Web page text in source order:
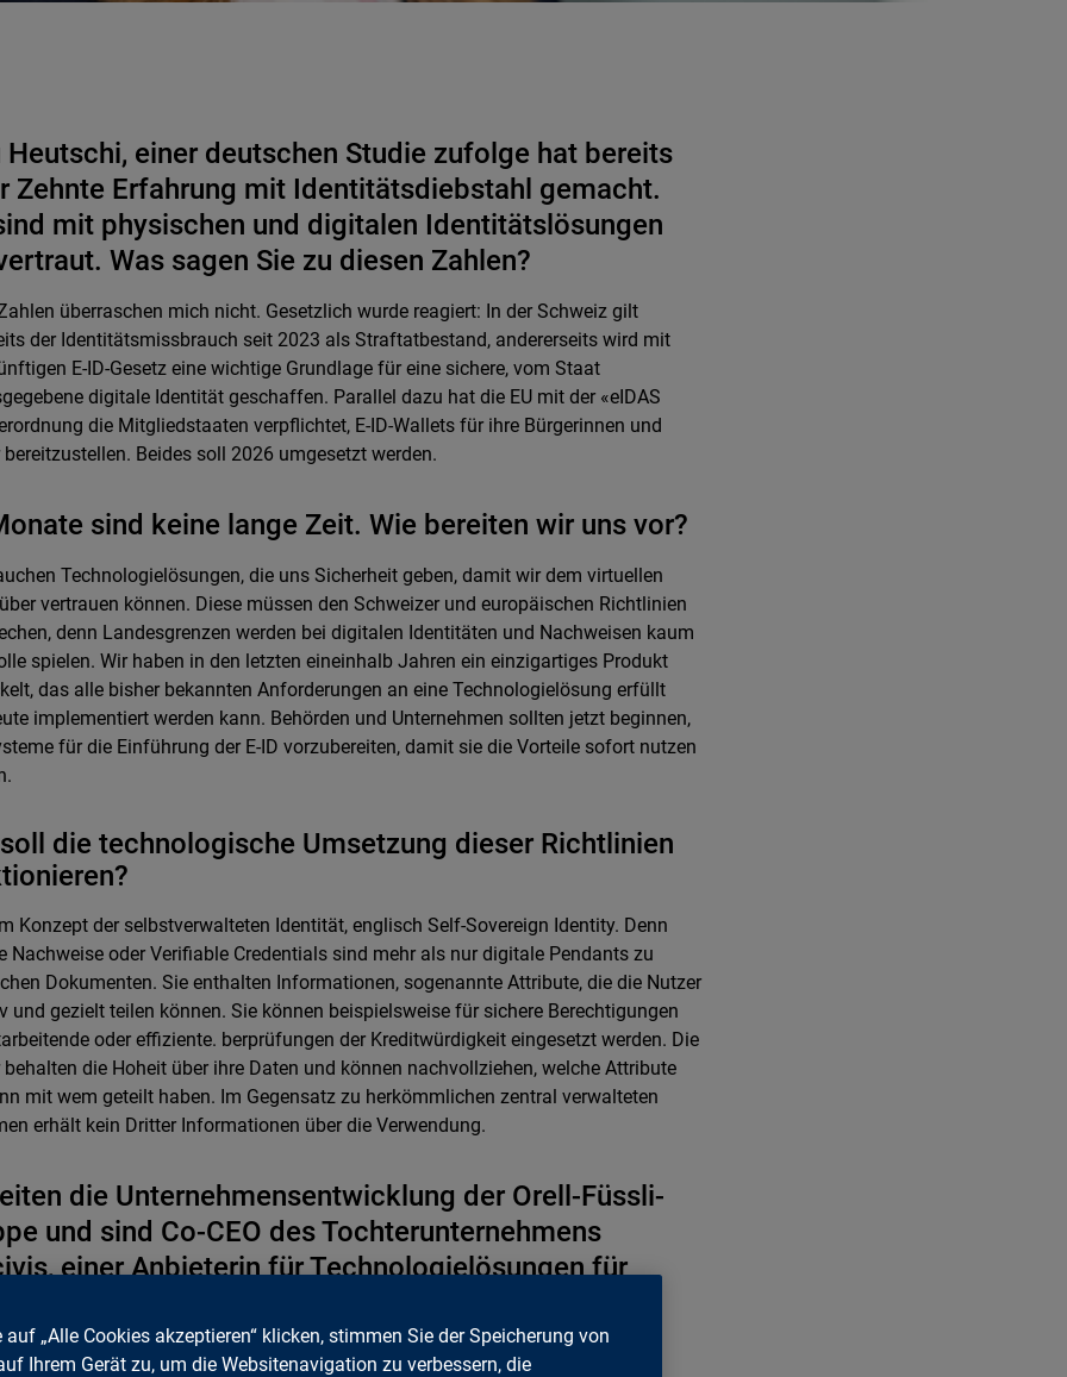
Heutschi, einer deutschen Studie zufolge hat bereits
Zehnte Erfahrung mit Identitätsdiebstahl gemacht.
mit physischen und digitalen Identitätslösungen
Was sagen Sie zu diesen Zahlen?
überraschen mich nicht. Gesetzlich wurde reagiert: In der Schweiz gilt
der Identitätsmissbrauch seit 2023 als Straftatbestand, andererseits wird mit
E-ID-Gesetz eine wichtige Grundlage für eine sichere, vom Staat
digitale Identität geschaffen. Parallel dazu hat die EU mit der «eIDAS
die Mitgliedstaaten verpflichtet, E-ID-Wallets für ihre Bürgerinnen und
bereitzustellen. Beides soll 2026 umgesetzt werden.
sind keine lange Zeit. Wie bereiten wir uns vor?
Technologielösungen, die uns Sicherheit geben, damit wir dem virtuellen
vertrauen können. Diese müssen den Schweizer und europäischen Richtlinien
denn Landesgrenzen werden bei digitalen Identitäten und Nachweisen kaum
spielen. Wir haben in den letzten eineinhalb Jahren ein einzigartiges Produkt
das alle bisher bekannten Anforderungen an eine Technologielösung erfüllt
implementiert werden kann. Behörden und Unternehmen sollten jetzt beginnen,
für die Einführung der E-ID vorzubereiten, damit sie die Vorteile sofort nutzen
die technologische Umsetzung dieser Richtlinien
Konzept der selbstverwalteten Identität, englisch Self-Sovereign Identity. Denn
Nachweise oder Verifiable Credentials sind mehr als nur digitale Pendants zu
Dokumenten. Sie enthalten Informationen, sogenannte Attribute, die die Nutzer
und gezielt teilen können. Sie können beispielsweise für sichere Berechtigungen
oder effiziente. berprüfungen der Kreditwürdigkeit eingesetzt werden. Die
behalten die Hoheit über ihre Daten und können nachvollziehen, welche Attribute
mit wem geteilt haben. Im Gegensatz zu herkömmlichen zentral verwalteten
erhält kein Dritter Informationen über die Verwendung.
die Unternehmensentwicklung der Orell-Füssli-
und sind Co-CEO des Tochterunternehmens
einer Anbieterin für Technologielösungen für
zusammen?
auf „Alle Cookies akzeptieren“ klicken, stimmen Sie der Speicherung von
Ihrem Gerät zu, um die Websitenavigation zu verbessern, die